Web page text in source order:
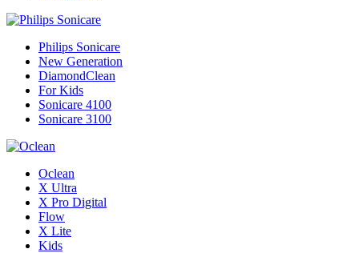
Philips Sonicare
New Generation
DiamondClean
For Kids
Sonicare 4100
Sonicare 3100
Oclean
X Ultra
X Pro Digital
Flow
X Lite
Kids